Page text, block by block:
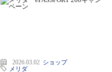
2026.03.02 ショップ
メリダ